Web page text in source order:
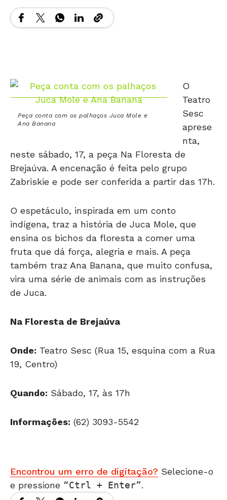
Peça conta com os palhaços Juca Mole e
Teatro
Sesc
aprese
nta,
neste sábado, 17, a peça Na Floresta de
Brejaúva. A encenação é feita pelo grupo
Zabriskie e pode ser conferida a partir das 17h.
indígena, traz a história de Juca Mole, que
ensina os bichos da floresta a comer uma
fruta que dá força, alegria e mais. A peça
também traz Ana Banana, que muito confusa,
vira uma série de animais com as instruções
de Juca.
19, Centro)